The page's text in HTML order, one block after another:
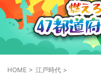
HOME > 江戸時代 >